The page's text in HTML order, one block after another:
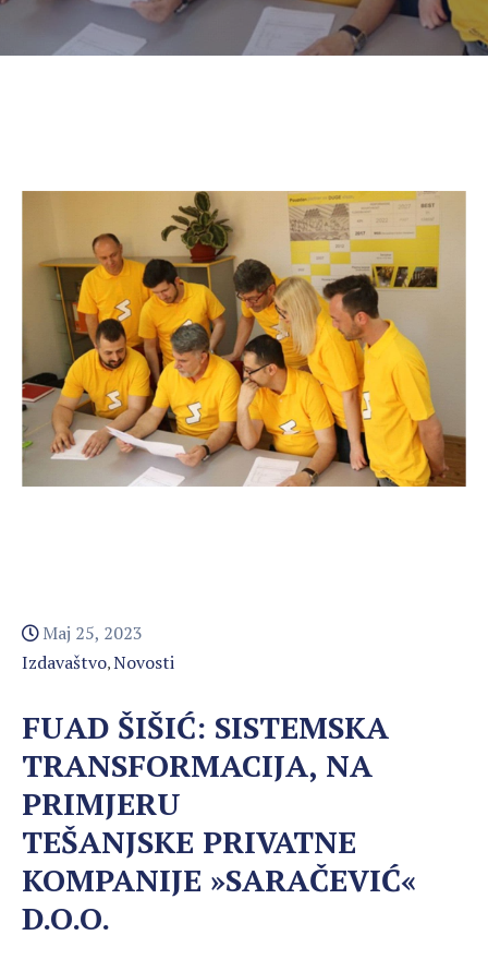
Maj 25, 2023
Izdavaštvo‚Novosti
FUAD ŠIŠIĆ: SISTEMSKA
TRANSFORMACIJA, NA
PRIMJERU
TEŠANJSKE PRIVATNE
KOMPANIJE »SARAČEVIĆ«
D.O.O.